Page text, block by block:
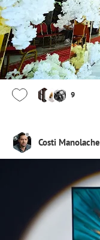
9
Costi Manolache